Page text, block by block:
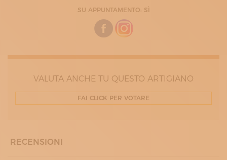
SU APPUNTAMENTO: SÌ
VALUTA ANCHE TU QUESTO ARTIGIANO
FAI CLICK PER VOTARE
RECENSIONI